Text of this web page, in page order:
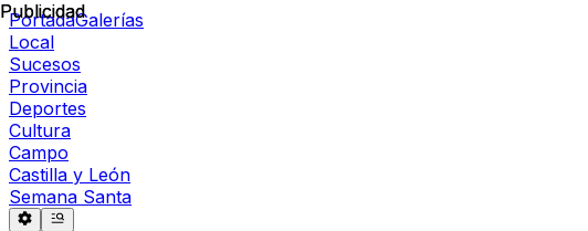
PortadaGalerías
Local
Sucesos
Provincia
Deportes
Cultura
Campo
Castilla y León
Semana Santa
Publicidad
Publicidad